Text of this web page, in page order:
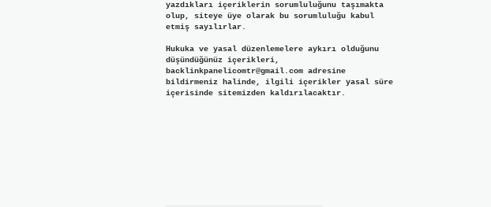
yazdıkları içeriklerin sorumluluğunu taşımakta
olup, siteye üye olarak bu sorumluluğu kabul
etmiş sayılırlar.
Hukuka ve yasal düzenlemelere aykırı olduğunu
düşündüğünüz içerikleri,
backlinkpanelicomtr@gmail.comadresine
bildirmeniz halinde, ilgili içerikler yasal süre
içerisinde sitemizden kaldırılacaktır.